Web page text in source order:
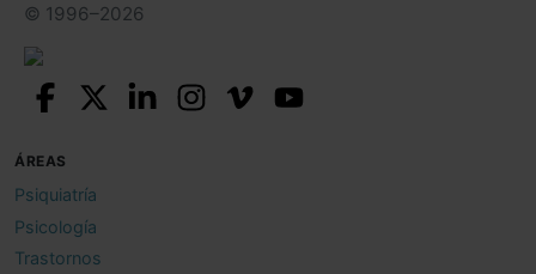
© 1996–2026
ÁREAS
Psiquiatría
Psicología
Trastornos